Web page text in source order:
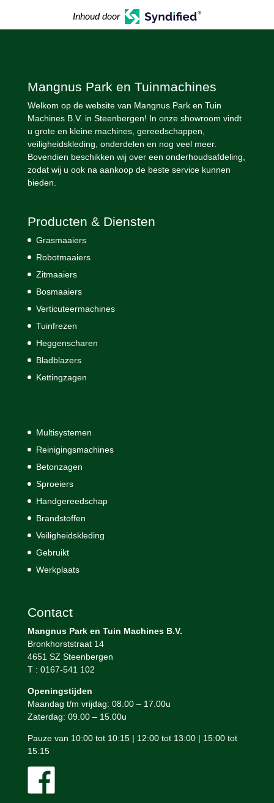
Inhoud door
Mangnus Park en Tuinmachines
Welkom op de website van Mangnus Park en Tuin
Machines B.V. in Steenbergen! In onze showroom vindt
u grote en kleine machines, gereedschappen,
veiligheidskleding, onderdelen en nog veel meer.
Bovendien beschikken wij over een onderhoudsafdeling,
zodat wij u ook na aankoop de beste service kunnen
bieden.
Producten & Diensten
Grasmaaiers
Robotmaaiers
Zitmaaiers
Bosmaaiers
Verticuteermachines
Tuinfrezen
Heggenscharen
Bladblazers
Kettingzagen
Multisystemen
Reinigingsmachines
Betonzagen
Sproeiers
Handgereedschap
Brandstoffen
Veiligheidskleding
Gebruikt
Werkplaats
Contact
Mangnus Park en Tuin Machines B.V.
Bronkhorststraat 14
4651 SZ Steenbergen
T : 0167-541 102
Openingstijden
Maandag t/m vrijdag: 08.00 – 17.00u
Zaterdag: 09.00 – 15.00u
Pauze van 10:00 tot 10:15 | 12:00 tot 13:00 | 15:00 tot
15:15